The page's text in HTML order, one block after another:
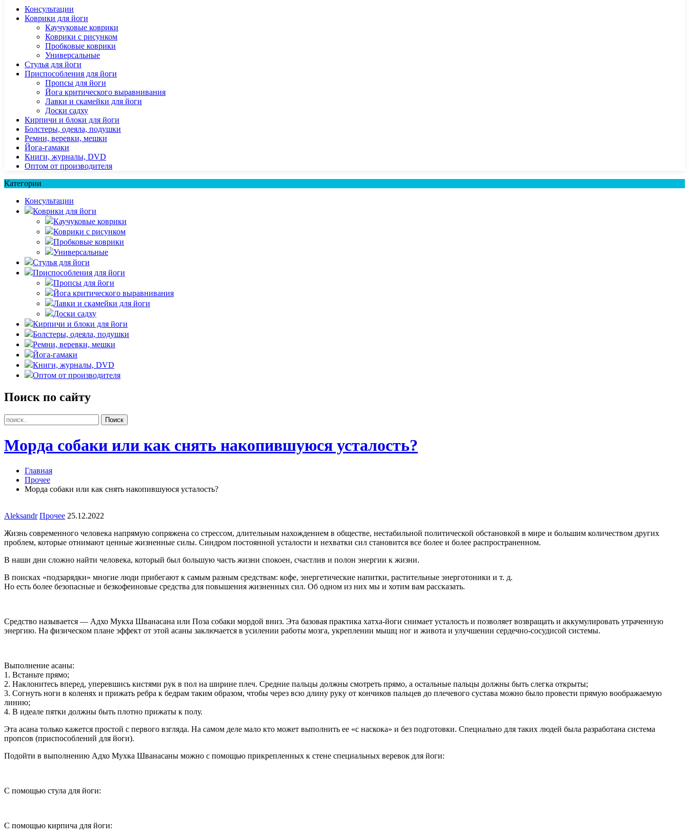
Консультации
Коврики для йоги
Каучуковые коврики
Коврики с рисунком
Пробковые коврики
Универсальные
Стулья для йоги
Приспособления для йоги
Пропсы для йоги
Йога критического выравнивания
Лавки и скамейки для йоги
Доски садху
Кирпичи и блоки для йоги
Болстеры, одеяла, подушки
Ремни, веревки, мешки
Йога-гамаки
Книги, журналы, DVD
Оптом от производителя
Категории
Консультации
Коврики для йоги
Каучуковые коврики
Коврики с рисунком
Пробковые коврики
Универсальные
Стулья для йоги
Приспособления для йоги
Пропсы для йоги
Йога критического выравнивания
Лавки и скамейки для йоги
Доски садху
Кирпичи и блоки для йоги
Болстеры, одеяла, подушки
Ремни, веревки, мешки
Йога-гамаки
Книги, журналы, DVD
Оптом от производителя
Поиск по сайту
Морда собаки или как снять накопившуюся усталость?
Главная
Прочее
Морда собаки или как снять накопившуюся усталость?
Aleksandr Прочее 25.12.2022
Жизнь современного человека напрямую сопряжена со стрессом, длительным нахождением в обществе, нестабильной политической обстановкой в мире и большим количеством других
проблем, которые отнимают ценные жизненные силы. Синдром постоянной усталости и нехватки сил становится все более и более распространенном.
В наши дни сложно найти человека, который был большую часть жизни спокоен, счастлив и полон энергии к жизни.
В поисках «подзарядки» многие люди прибегают к самым разным средствам: кофе, энергетические напитки, растительные энерготоники и т. д.
Но есть более безопасные и безкофеиновые средства для повышения жизненных сил. Об одном из них мы и хотим вам рассказать.
Средство называется — Адхо Мукха Шванасана или Поза собаки мордой вниз. Эта базовая практика хатха-йоги снимает усталость и позволяет возвращать и аккумулировать утраченную
энергию. На физическом плане эффект от этой асаны заключается в усилении работы мозга, укреплении мышц ног и живота и улучшении сердечно-сосудисой системы.
Выполнение асаны:
1. Встаньте прямо;
2. Наклонитесь вперед, уперевшись кистями рук в пол на ширине плеч. Средние пальцы должны смотреть прямо, а остальные пальцы должны быть слегка открыты;
3. Согнуть ноги в коленях и прижать ребра к бедрам таким образом, чтобы через всю длину руку от кончиков пальцев до плечевого сустава можно было провести прямую воображаемую
линию;
4. В идеале пятки должны быть плотно прижаты к полу.
Эта асана только кажется простой с первого взгляда. На самом деле мало кто может выполнить ее «с наскока» и без подготовки. Специально для таких людей была разработана система
пропсов (приспособлений для йоги).
Подойти в выполнению Адхо Мухка Шванасаны можно с помощью прикрепленных к стене специальных веревок для йоги:
С помощью стула для йоги:
С помощью кирпича для йоги: